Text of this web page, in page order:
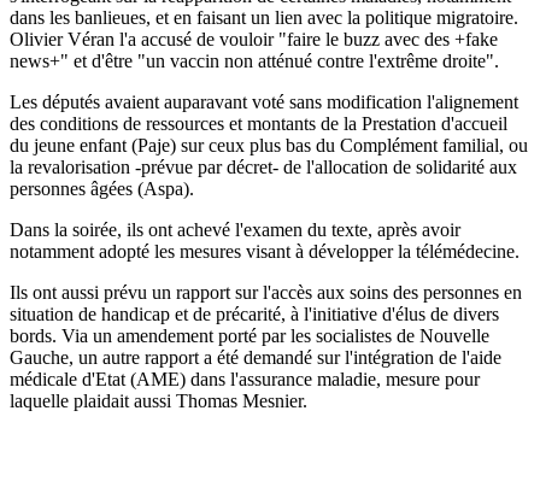
dans les banlieues, et en faisant un lien avec la politique migratoire.
Olivier Véran l'a accusé de vouloir "faire le buzz avec des +fake
news+" et d'être "un vaccin non atténué contre l'extrême droite".
Les députés avaient auparavant voté sans modification l'alignement
des conditions de ressources et montants de la Prestation d'accueil
du jeune enfant (Paje) sur ceux plus bas du Complément familial, ou
la revalorisation -prévue par décret- de l'allocation de solidarité aux
personnes âgées (Aspa).
Dans la soirée, ils ont achevé l'examen du texte, après avoir
notamment adopté les mesures visant à développer la télémédecine.
Ils ont aussi prévu un rapport sur l'accès aux soins des personnes en
situation de handicap et de précarité, à l'initiative d'élus de divers
bords. Via un amendement porté par les socialistes de Nouvelle
Gauche, un autre rapport a été demandé sur l'intégration de l'aide
médicale d'Etat (AME) dans l'assurance maladie, mesure pour
laquelle plaidait aussi Thomas Mesnier.